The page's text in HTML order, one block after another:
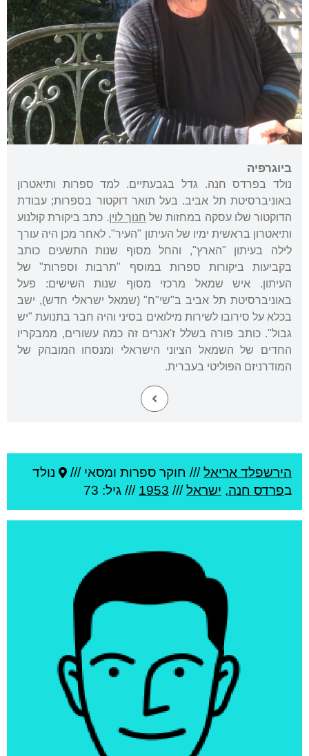
ביוגרפיה
נולד בפרדס חנה. גדל בגבעתיים. למד ספרות ותיאטרון
באוניברסיטת תל אביב. בעל תואר דוקטור בספרות; עבודת
הדוקטור שלו עסקה במחזות של חנוך לוין. כתב ביקורת קולנוע
ותיאטרון בראשית ימיו של העיתון "העיר". לאחר מכן היה עורך
לילה בעיתון "הארץ", והחל מסוף שנות התשעים כותב
בקביעות ביקורות ספרות במוסף "תרבות וספרות" של
העיתון. איש שמאל מרכזי מסוף שנות השישים: פעל
באוניברסיטת תל אביב ב"שי"ח" (שמאל ישראלי חדש), ישב
בכלא על סירובו לשירות מילואים בסיני והיה חבר בתנועת "יש
גבול". כותב פורה בשלל ז'אנרים זה כמה עשורים, ממבקריו
החדים של השמאל הציוני הישראלי ומנסחו המובהק של
המודרניזם הפוליטי בעברית.
הירשפלד אריאל/// חוקר ספרות ומסאי ///
נולד
בפרדס חנה, ישראל///
1953 /// גיל: 73